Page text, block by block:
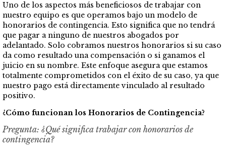
Uno de los aspectos más beneficiosos de trabajar con
nuestro equipo es que operamos bajo un modelo de
honorarios de contingencia. Esto significa que no tendrá
que pagar a ninguno de nuestros abogados por
adelantado. Solo cobramos nuestros honorarios si su caso
da como resultado una compensación o si ganamos el
juicio en su nombre. Este enfoque asegura que estamos
totalmente comprometidos con el éxito de su caso, ya que
nuestro pago está directamente vinculado al resultado
positivo.
¿Cómo funcionan los Honorarios de Contingencia?
Pregunta: ¿Qué significa trabajar con honorarios de
contingencia?